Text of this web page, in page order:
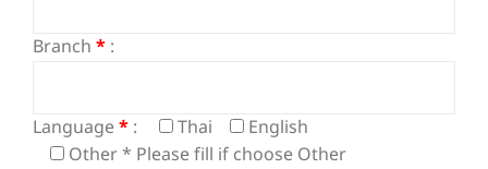
Branch * :
Language* : Thai
English
Other * Please fill if choose Other